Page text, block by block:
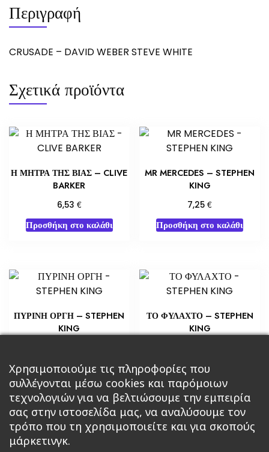
Περιγραφή
CRUSADE – DAVID WEBER STEVE WHITE
Σχετικά προϊόντα
Η ΜΗΤΡΑ ΤΗΣ ΒΙΑΣ – CLIVE
BARKER
6,53 €
Προσθήκη στο καλάθι
MR MERCEDES – STEPHEN
KING
7,25€
Προσθήκη στο καλάθι
ΠΥΡΙΝΗ ΟΡΓΗ – STEPHEN
KING
Προσθήκη στο καλάθι
ΤΟ ΦΥΛΑΧΤΟ – STEPHEN
KING
Προσθήκη στο καλάθι
Χρησιμοποιούμε τις πληροφορίες που
συλλέγονται μέσω cookies και παρόμοιων
τεχνολογιών για να βελτιώσουμε την εμπειρία
σας στην ιστοσελίδα μας, να αναλύσουμε τον
τρόπο που τη χρησιμοποιείτε και για σκοπούς
μάρκετινγκ.